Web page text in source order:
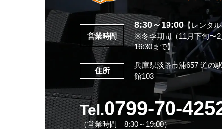
営業時間
8:30～19:00【レンタ
※冬季期間（11月下旬〜
16:30まで】
住所
兵庫県淡路市浦657 道の
館103
Tel.0799-70-
（営業時間 8:30～19:00）